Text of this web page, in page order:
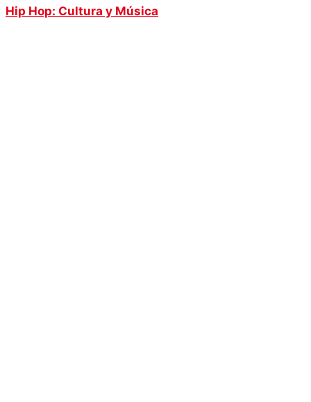
Hip Hop: Cultura y Música